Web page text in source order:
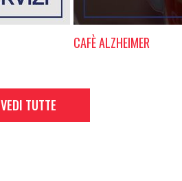
CAFÈ ALZHEIMER
VEDI TUTTE